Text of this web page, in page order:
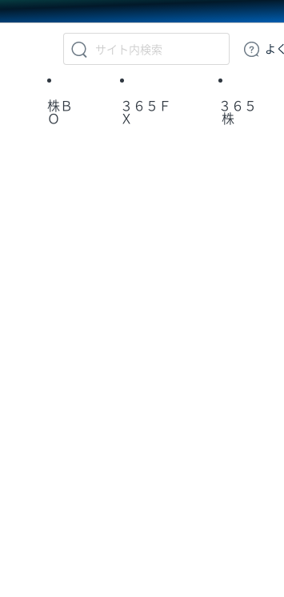
GMOクリッよ
株Ｂ
Ｏ
３６５Ｆ
Ｘ
３６５
株